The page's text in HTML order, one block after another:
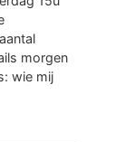
morgen
wie mij